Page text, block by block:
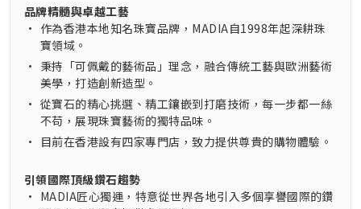
品牌精髓與卓越工藝
• 作為香港本地知名珠寶品牌，MADIA自1998年起深耕珠
寶領域。
• 秉持「可佩戴的藝術品」理念，融合傳統工藝與歐洲藝術
美學，打造創新造型。
• 從寶石的精心挑選、精工鑲嵌到打磨技術，每一步都一絲
不苟，展現珠寶藝術的獨特品味。
•
目前在香港設有四家專門店，致力提供尊貴的購物體驗。
引領國際頂級鑽石趨勢
• MADIA匠心獨運，特意從世界各地引入多個享譽國際的鑽